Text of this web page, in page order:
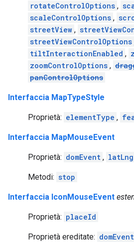
rotateControlOptions ,
scaleControlOptions ,
streetView ,
streetViewControlOptions
tiltInteractionEnabled ,
zoomControlOptions ,
panControlOptions
Interfaccia MapTypeStyle
Proprietà: elementType ,
Interfaccia MapMouseEvent
Proprietà: domEvent , latLng
Metodi: stop
Interfaccia IconMouseEvent
Proprietà: placeId
Proprietà ereditate: domEvent